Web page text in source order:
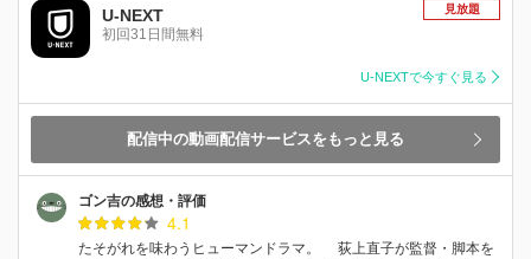
U-NEXT
初回31日間無料
見放題
U-NEXTで今すぐ見る
配信中の動画配信サービスをもっと見る
ゴン吉の感想・評価
4.1
たそがれを味わうヒューマンドラマ。 荻上直子が監督・脚本を